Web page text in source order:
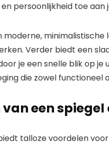
persoonlijkheid toe aan
moderne,
Verder biedt een
je een snelle blik op
die zowel functioneel
van een
talloze voordelen